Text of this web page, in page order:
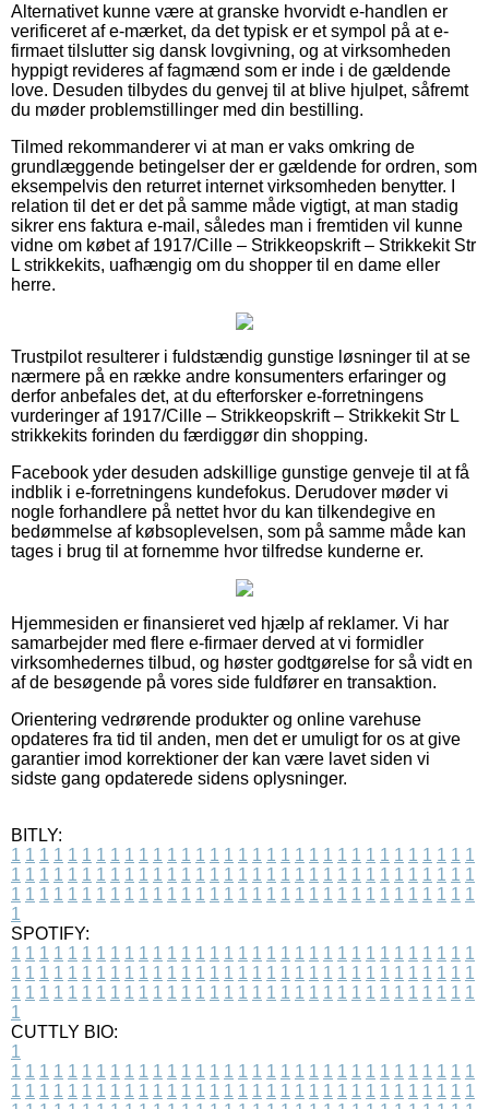
Alternativet kunne være at granske hvorvidt e-handlen er
verificeret af e-mærket, da det typisk er et sympol på at e-
firmaet tilslutter sig dansk lovgivning, og at virksomheden
hyppigt revideres af fagmænd som er inde i de gældende
love. Desuden tilbydes du genvej til at blive hjulpet, såfremt
du møder problemstillinger med din bestilling.
Tilmed rekommanderer vi at man er vaks omkring de
grundlæggende betingelser der er gældende for ordren, som
eksempelvis den returret internet virksomheden benytter. I
relation til det er det på samme måde vigtigt, at man stadig
sikrer ens faktura e-mail, således man i fremtiden vil kunne
vidne om købet af 1917/Cille – Strikkeopskrift – Strikkekit Str
L strikkekits, uafhængig om du shopper til en dame eller
herre.
Trustpilot resulterer i fuldstændig gunstige løsninger til at se
nærmere på en række andre konsumenters erfaringer og
derfor anbefales det, at du efterforsker e-forretningens
vurderinger af 1917/Cille – Strikkeopskrift – Strikkekit Str L
strikkekits forinden du færdiggør din shopping.
Facebook yder desuden adskillige gunstige genveje til at få
indblik i e-forretningens kundefokus. Derudover møder vi
nogle forhandlere på nettet hvor du kan tilkendegive en
bedømmelse af købsoplevelsen, som på samme måde kan
tages i brug til at fornemme hvor tilfredse kunderne er.
Hjemmesiden er finansieret ved hjælp af reklamer. Vi har
samarbejder med flere e-firmaer derved at vi formidler
virksomhedernes tilbud, og høster godtgørelse for så vidt en
af de besøgende på vores side fuldfører en transaktion.
Orientering vedrørende produkter og online varehuse
opdateres fra tid til anden, men det er umuligt for os at give
garantier imod korrektioner der kan være lavet siden vi
sidste gang opdaterede sidens oplysninger.
BITLY:
1 1 1 1 1 1 1 1 1 1 1 1 1 1 1 1 1 1 1 1 1 1 1 1 1 1 1 1 1 1 1 1 1
1 1 1 1 1 1 1 1 1 1 1 1 1 1 1 1 1 1 1 1 1 1 1 1 1 1 1 1 1 1 1 1 1
1 1 1 1 1 1 1 1 1 1 1 1 1 1 1 1 1 1 1 1 1 1 1 1 1 1 1 1 1 1 1 1 1
1
SPOTIFY:
1 1 1 1 1 1 1 1 1 1 1 1 1 1 1 1 1 1 1 1 1 1 1 1 1 1 1 1 1 1 1 1 1
1 1 1 1 1 1 1 1 1 1 1 1 1 1 1 1 1 1 1 1 1 1 1 1 1 1 1 1 1 1 1 1 1
1 1 1 1 1 1 1 1 1 1 1 1 1 1 1 1 1 1 1 1 1 1 1 1 1 1 1 1 1 1 1 1 1
1
CUTTLY BIO:
1
1 1 1 1 1 1 1 1 1 1 1 1 1 1 1 1 1 1 1 1 1 1 1 1 1 1 1 1 1 1 1 1 1
1 1 1 1 1 1 1 1 1 1 1 1 1 1 1 1 1 1 1 1 1 1 1 1 1 1 1 1 1 1 1 1 1